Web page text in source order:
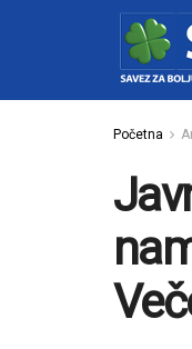
Početna